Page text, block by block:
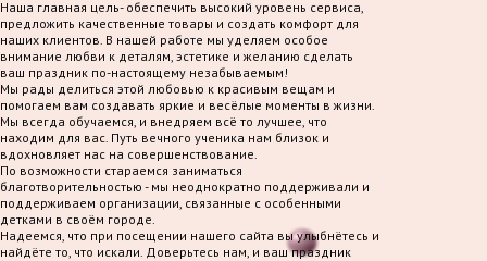
Наша главная цель- обеспечить высокий уровень сервиса,
предложить качественные товары и создать комфорт для
наших клиентов. В нашей работе мы уделяем особое
внимание любви к деталям, эстетике и желанию сделать
ваш праздник по-настоящему незабываемым!
Мы рады делиться этой любовью к красивым вещам и
помогаем вам создавать яркие и весёлые моменты в жизни.
Мы всегда обучаемся, и внедряем всё то лучшее, что
находим для вас. Путь вечного ученика нам близок и
вдохновляет нас на совершенствование.
По возможности стараемся заниматься
благотворительностью - мы неоднократно поддерживали и
поддерживаем организации, связанные с особенными
детками в своём городе.
Надеемся, что при посещении нашего сайта вы улыбнётесь и
найдёте то, что искали. Доверьтесь нам, и ваш праздник